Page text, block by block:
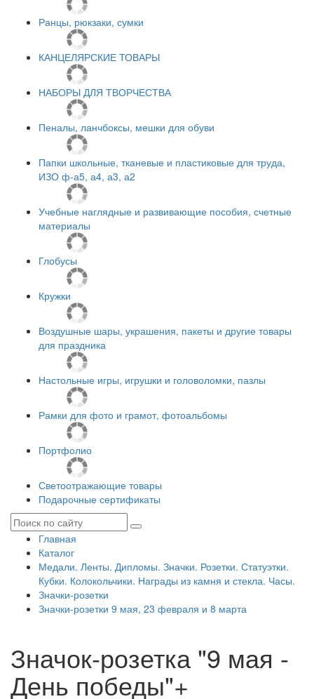
Ранцы, рюкзаки, сумки
КАНЦЕЛЯРСКИЕ ТОВАРЫ
НАБОРЫ ДЛЯ ТВОРЧЕСТВА
Пеналы, ланчбоксы, мешки для обуви
Папки школьные, тканевые и пластиковые для труда,
ИЗО ф-а5, а4, а3, а2
Учебные наглядные и развивающие пособия, счетные
материалы
Глобусы
Кружки
Воздушные шары, украшения, пакеты и другие товары
для праздника
Настольные игры, игрушки и головоломки, пазлы
Рамки для фото и грамот, фотоальбомы
Портфолио
Светоотражающие товары
Подарочные сертификаты
Главная
Каталог
Медали. Ленты. Дипломы. Значки. Розетки. Статуэтки.
Кубки. Колокольчики. Награды из камня и стекла. Часы.
Значки-розетки
Значки-розетки 9 мая, 23 февраля и 8 марта
Значок-розетка "9 мая -
День победы"+